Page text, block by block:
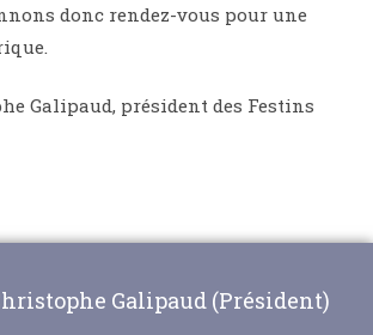
donc rendez-vous pour une
Galipaud, président des Festins
Galipaud (Président)